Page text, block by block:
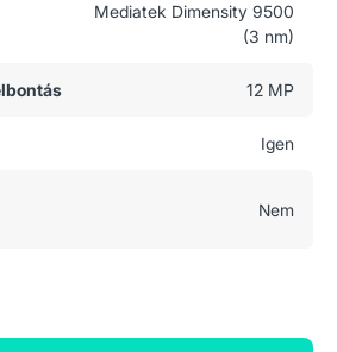
Mediatek Dimensity 9500
(3 nm)
12 MP
Igen
Nem